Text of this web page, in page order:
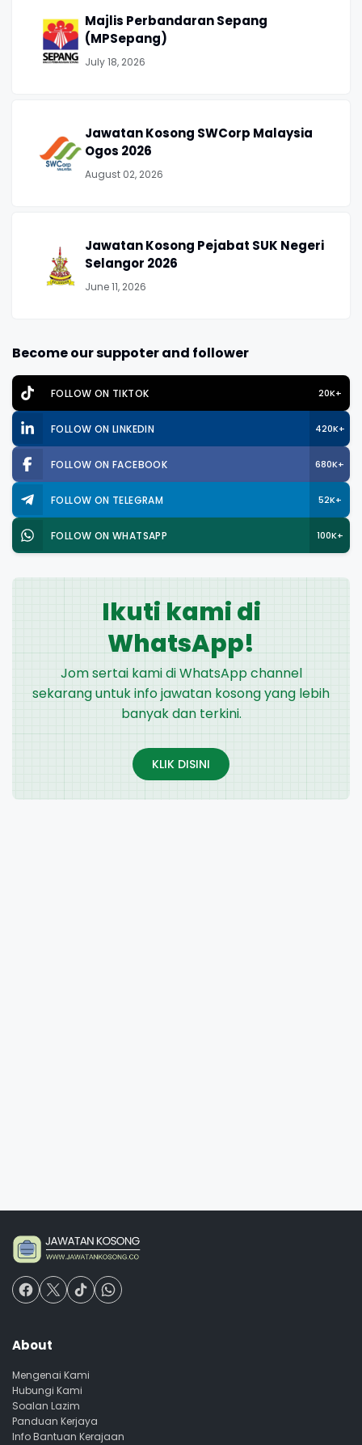
Majlis Perbandaran Sepang
(MPSepang)
July 18, 2026
Jawatan Kosong SWCorp Malaysia
Ogos 2026
August 02, 2026
Jawatan Kosong Pejabat SUK Negeri
Selangor 2026
June 11, 2026
Become our suppoter and follower
FOLLOW ON TIKTOK 20K+
FOLLOW ON LINKEDIN 420K+
FOLLOW ON FACEBOOK 680K+
FOLLOW ON TELEGRAM 52K+
FOLLOW ON WHATSAPP 100K+
Ikuti kami di
WhatsApp!
Jom sertai kami di WhatsApp channel
sekarang untuk info jawatan kosong yang lebih
banyak dan terkini.
KLIK DISINI
About
Mengenai Kami
Hubungi Kami
Soalan Lazim
Panduan Kerjaya
Info Bantuan Kerajaan